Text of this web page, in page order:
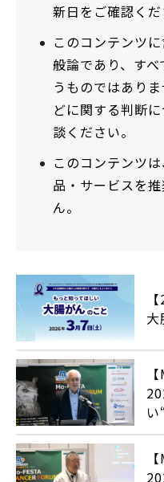
新日をご確認くだ
このコンテンツ
般論であり、す
うものではあり
どに関する判断
談ください。
このコンテンツ
品・サービスを
ん。
大
い